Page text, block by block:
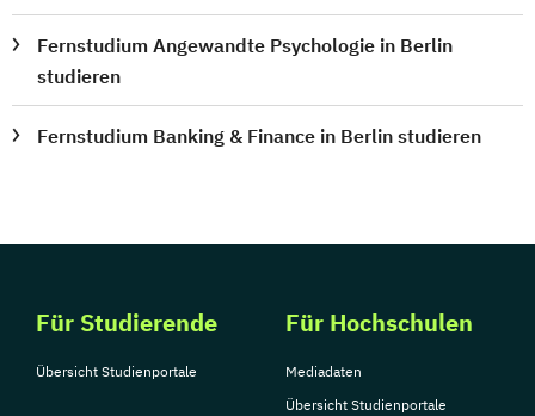
Fernstudium Angewandte Psychologie in Berlin
studieren
Fernstudium Banking & Finance in Berlin studieren
Für Studierende
Übersicht Studienportale
Für Hochschulen
Mediadaten
Übersicht Studienportale